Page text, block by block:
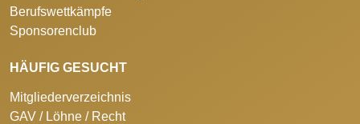
Berufswettkämpfe
Sponsorenclub
HÄUFIG GESUCHT
Mitgliederverzeichnis
GAV / Löhne / Recht